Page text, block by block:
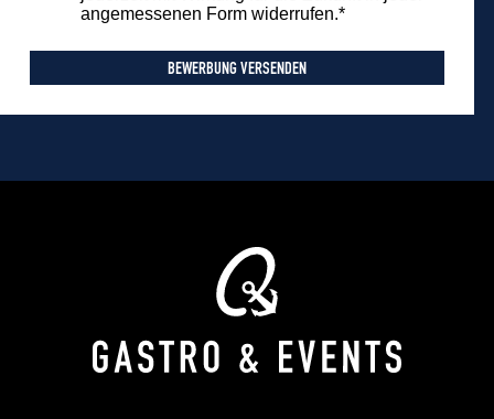
angemessenen Form widerrufen.*
BEWERBUNG VERSENDEN